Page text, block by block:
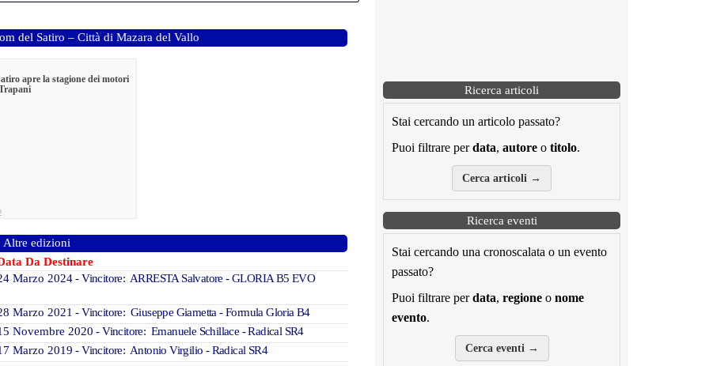
Ricerca articoli
Stai cercando un articolo passato?
Puoi filtrare perdata, autore o titolo.
Cerca articoli →
Ricerca eventi
Stai cercando una cronoscalata o un evento
passato?
Puoi filtrare perdata, regione o nome
evento.
Cerca eventi →
del Satiro – Città di Mazara del Vallo
apre la stagione dei motori
Altre edizioni
Da Destinare
Marzo 2024- Vincitore: ARRESTA Salvatore - GLORIA B5 EVO
Marzo 2021 - Vincitore: Giuseppe Giametta - Formula Gloria B4
Novembre 2020 - Vincitore: Emanuele Schillace - Radical SR4
Marzo 2019 - Vincitore: Antonio Virgilio - Radical SR4